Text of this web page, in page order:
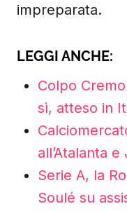
impreparata.
LEGGI ANCHE:
Colpo
sì, atteso in
all’Atalanta
Serie A, la
Soulé su